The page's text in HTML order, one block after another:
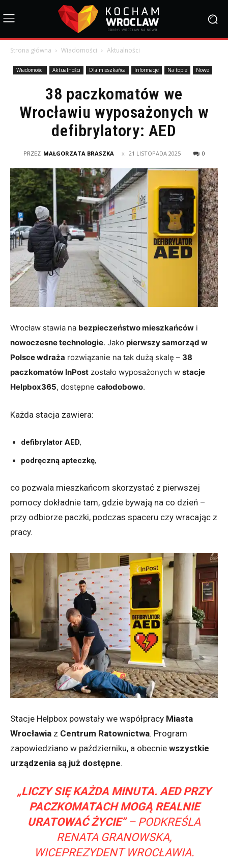
Strona główna Wiadomości Aktualności
Wiadomości Aktualności Dla mieszkańca Informacje Na topie Nowe
38 paczkomatów we
Wrocławiu wyposażonych w
defibrylatory: AED
PRZEZ MAŁGORZATA BRASZKA 21 LISTOPADA 2025 0
Wrocław stawia na bezpieczeństwo mieszkańców i
nowoczesne technologie. Jako pierwszy samorząd w
Polsce wdraża rozwiązanie na tak dużą skalę – 38
paczkomatów InPost zostało wyposażonych w stacje
Helpbox365, dostępne całodobowo.
Każda stacja zawiera:
defibrylator AED,
podręczną apteczkę,
co pozwala mieszkańcom skorzystać z pierwszej
pomocy dokładnie tam, gdzie bywają na co dzień –
przy odbiorze paczki, podczas spaceru czy wracając z
pracy.
Stacje Helpbox powstały we współpracy Miasta
Wrocławia z Centrum Ratownictwa. Program
zapowiedziano w październiku, a obecnie wszystkie
urządzenia są już dostępne.
„LICZY SIĘ KAŻDA MINUTA. AED PRZY
PACZKOMATACH MOGĄ REALNIE
URATOWAĆ ŻYCIE”– PODKREŚLA
RENATA GRANOWSKA,
WICEPREZYDENT WROCŁAWIA.